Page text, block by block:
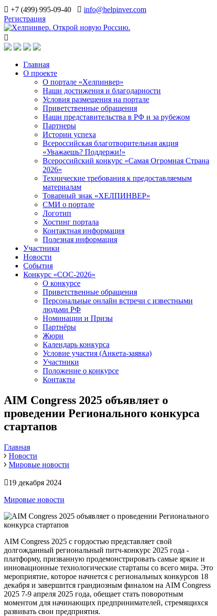
+7 (499) 995-09-40
info@helpinver.com
Регистрация
Главная
О проекте
О портале «Хелпинвер»
Наши достижения и благодарности
Условия размещения на портале
Приветственные обращения
Наши представительства в РФ и за рубежом
Партнеры
Истории успеха
Всероссийская благотворительная акция
«Уважаешь? Поддержи!»
Всероссийский конкурс «Самая Огромная Страна
2026»
Технические требования к предоставляемым
материалам
Товарный знак «ХЕЛПИНВЕР»
СМИ о портале
Логотип
Хостинг портала
Контактная информация
Полезная информация
Участники
Новости
События
Конкурс «СОС-2026»
О конкурсе
Приветственные обращения
Персональные онлайн встречи с известными
людьми РФ
Номинации и Призы
Партнёры
Жюри
Календарь конкурса
Условие участия (Анкета-заявка)
Участники
Положение о конкурсе
Контакты
AIM Congress 2025 объявляет о
проведении Регионального конкурса
стартапов
Главная
Новости
Мировые новости
19 декабря 2024
Мировые новости
AIM Congress 2025 с гордостью представляет свой
долгожданный региональный питч-конкурс 2025 года
платформу, призванную продемонстрировать самые яркие и
инновационные технологические стартапы со всего мира. Это
мероприятие, которое начнется с региональных конкурсов 18
декабря и завершится грандиозным финалом на AIM Congress
2025 7-9 апреля 2025 года, обещает стать поворотным
моментом для начинающих предпринимателей, стремящихся
развивать свои предприятия.